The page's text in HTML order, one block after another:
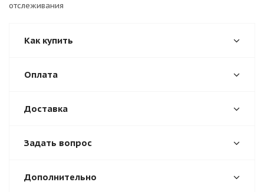
отслеживания
Как купить
Оплата
Доставка
Задать вопрос
Дополнительно